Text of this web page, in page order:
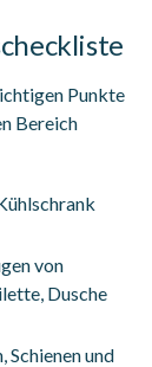
Punkte
Bereich
von
Dusche
Schienen und